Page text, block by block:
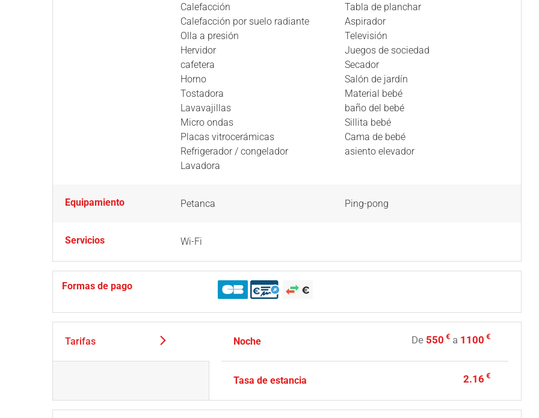
Calefacción
Calefacción por suelo radiante
Olla a presión
Hervidor
cafetera
Horno
Tostadora
Lavavajillas
Micro ondas
Placas vitrocerámicas
Refrigerador / congelador
Lavadora
Tabla de planchar
Aspirador
Televisión
Juegos de sociedad
Secador
Salón de jardín
Material bebé
baño del bebé
Sillita bebé
Cama de bebé
asiento elevador
Equipamiento Petanca Ping-pong
Servicios Wi-Fi
Formas de pago
Tarifas Noche De 550 € a 1100 €
Tasa de estancia 2.16 €